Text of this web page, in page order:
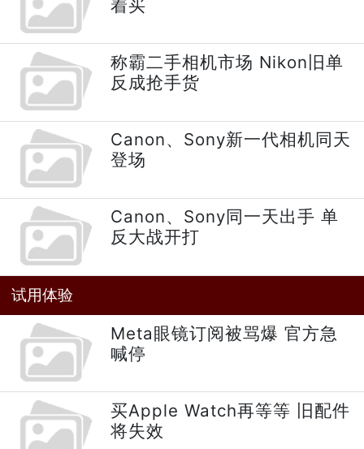
着买
称霸二手相机市场 Nikon旧单
反成抢手货
Canon、Sony新一代相机同天
登场
Canon、Sony同一天出手 单
反大战开打
试用体验
Meta眼镜订阅被骂爆 官方急
喊停
买Apple Watch再等等 旧配件
将失效